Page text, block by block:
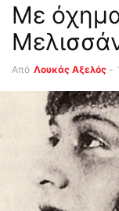
Mε
Από Λουκάς Αξελός -